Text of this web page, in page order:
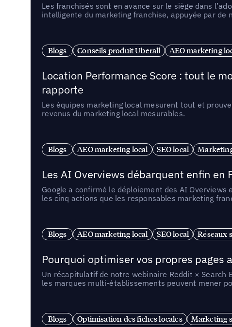
Les franchisés sont en avance sur le siège dans
intelligente du marketing franchise, appuyée par de
Blogs Conseils produit Uberall AEO marketing
Location Performance Score : tout le
rapporte
Les équipes marketing local mesurent tout et
revenus du marketing local mesurables.
Blogs AEO marketing local SEO local
Les AI Overviews débarquent enfin
Google a confirmé le déploiement des AI
les cinq actions que les responsables marketing
Blogs AEO marketing local SEO local Réseaux
Pourquoi optimiser vos propres pages
Un récapitulatif de notre webinaire Reddit × Search
les marques multi-établissements peuvent mener
Blogs Optimisation des fiches locales Marketing